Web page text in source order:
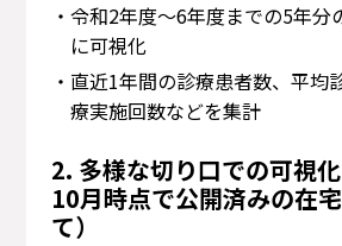
・令和2年度〜6年度までの5年分
に可視化
・直近1年間の診療患者数、平均
療実施回数などを集計
2. 多様な切り口での可視
10月時点で公開済みの在
て）